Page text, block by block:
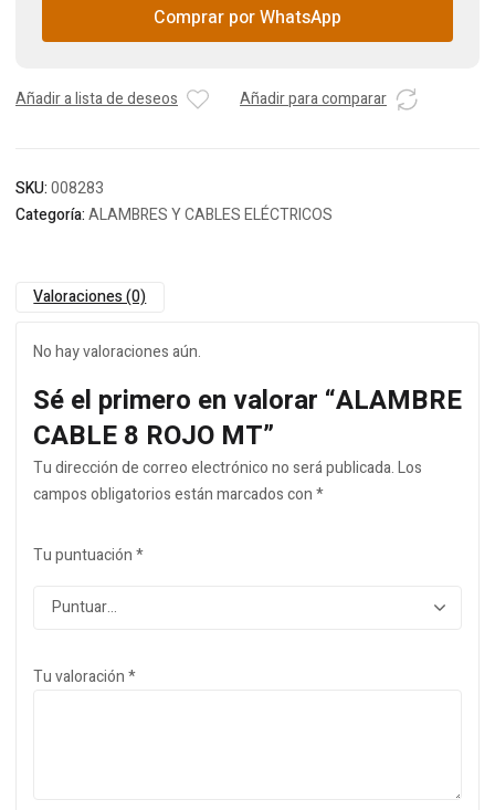
Comprar por WhatsApp
Añadir a lista de deseos Añadir para comparar
SKU:008283
Categoría:ALAMBRES Y CABLES ELÉCTRICOS
Valoraciones (0)
No hay valoraciones aún.
Sé el primero en valorar “ALAMBRE
CABLE 8 ROJO MT”
Tu dirección de correo electrónico no será publicada.Los
campos obligatorios están marcados con*
Tu puntuación*
Tu valoración*